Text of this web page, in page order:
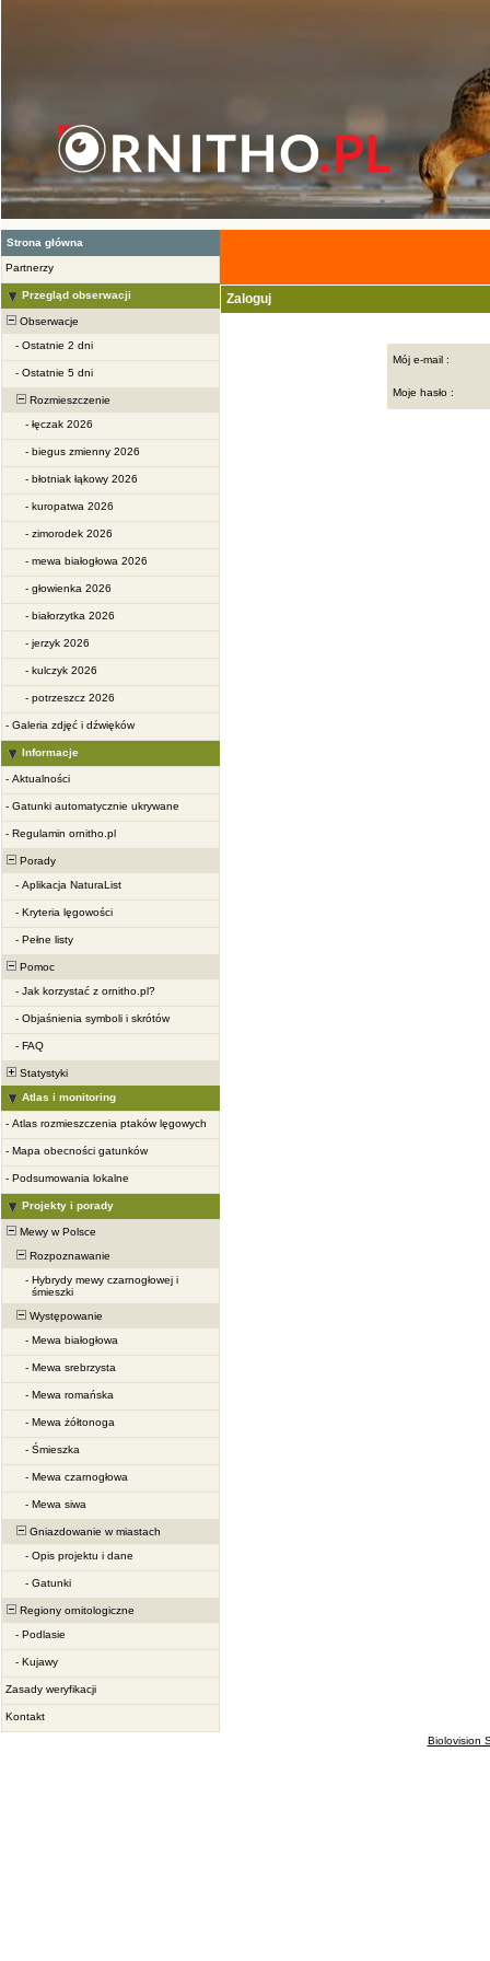
Strona główna
Partnerzy
Przegląd obserwacji
Obserwacje
- Ostatnie 2 dni
- Ostatnie 5 dni
Rozmieszczenie
- łęczak 2026
- biegus zmienny 2026
- błotniak łąkowy 2026
- kuropatwa 2026
- zimorodek 2026
- mewa białogłowa 2026
- głowienka 2026
- białorzytka 2026
- jerzyk 2026
- kulczyk 2026
- potrzeszcz 2026
- Galeria zdjęć i dźwięków
Informacje
- Aktualności
- Gatunki automatycznie ukrywane
- Regulamin ornitho.pl
Porady
- Aplikacja NaturaList
- Kryteria lęgowości
- Pełne listy
Pomoc
- Jak korzystać z ornitho.pl?
- Objaśnienia symboli i skrótów
- FAQ
Statystyki
Atlas i monitoring
- Atlas rozmieszczenia ptaków lęgowych
- Mapa obecności gatunków
- Podsumowania lokalne
Projekty i porady
Mewy w Polsce
Rozpoznawanie
- Hybrydy mewy czarnogłowej i
śmieszki
Występowanie
- Mewa białogłowa
- Mewa srebrzysta
- Mewa romańska
- Mewa żółtonoga
- Śmieszka
- Mewa czarnogłowa
- Mewa siwa
Gniazdowanie w miastach
- Opis projektu i dane
- Gatunki
Regiony ornitologiczne
- Podlasie
- Kujawy
Zasady weryfikacji
Kontakt
Zaloguj
Mój e-mail :
Moje hasło :
Biolovision